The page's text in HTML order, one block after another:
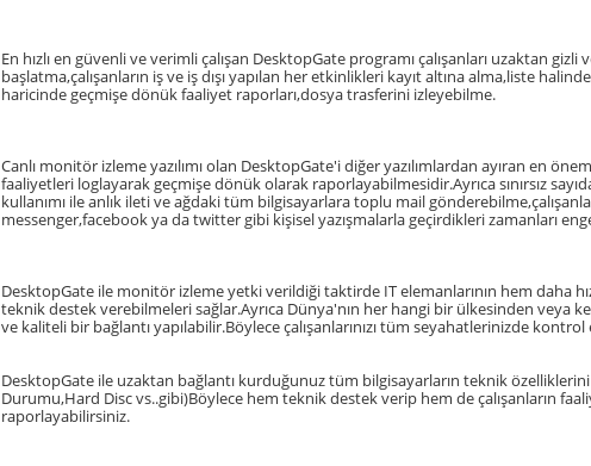
En hızlı en güvenli ve verimli çalışan DesktopGate programı çalışanları uzaktan
başlatma,çalışanların iş ve iş dışı yapılan her etkinlikleri kayıt altına alma,liste
haricinde geçmişe dönük faaliyet raporları,dosya trasferini izleyebilme.
Canlı monitör izleme yazılımı olan DesktopGate'i diğer yazılımlardan ayıran en
faaliyetleri loglayarak geçmişe dönük olarak raporlayabilmesidir.Ayrıca sınırsız
kullanımı ile anlık ileti ve ağdaki tüm bilgisayarlara toplu mail
messenger,facebook ya da twitter gibi kişisel yazışmalarla geçirdikleri zamanları
DesktopGate ile monitör izleme yetki verildiği taktirde IT elemanlarının hem daha
teknik destek verebilmeleri sağlar.Ayrıca Dünya'nın her hangi bir ülkesinden veya
ve kaliteli bir bağlantı yapılabilir.Böylece çalışanlarınızı tüm seyahatlerinizde
DesktopGate ile uzaktan bağlantı kurduğunuz tüm bilgisayarların teknik
Durumu,Hard Disc vs..gibi)Böylece hem teknik destek verip hem de çalışanların
raporlayabilirsiniz.